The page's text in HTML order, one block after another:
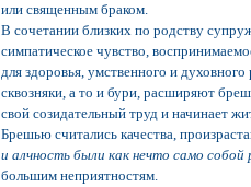
или священным браком.
В сочетании близких по родству
симпатическое чувство,
для здоровья, умственного и
сквозняки, а то и бури, расширяют
свой созидательный труд и начинает
Брешью считались качества,
и алчность были как нечто само
большим неприятностям.